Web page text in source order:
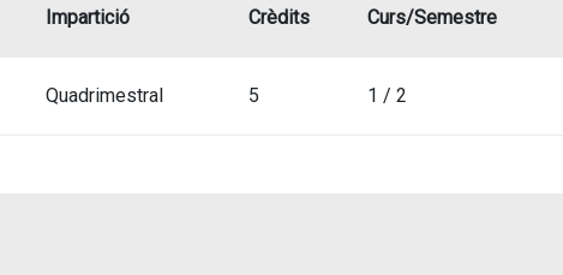
Impartició Crèdits Curs/Semestre
Quadrimestral 5 1 / 2